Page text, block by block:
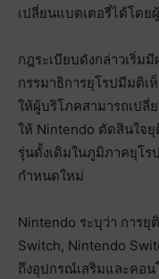
เปลี่ยนแบตเตอรี่ได้โดยผู้
กฎระเบียบดังกล่าวเริ่ม
กรรมาธิการยุโรปมีมติเ
ให้ผู้บริโภคสามารถเปลี่
ให้ Nintendo ตัดสินใจยุ
รุ่นดั้งเดิมในภูมิภาคยุโร
กำหนดใหม่
Nintendo ระบุว่า การ
Switch, Nintendo
ถึงอุปกรณ์เสริมและคอน